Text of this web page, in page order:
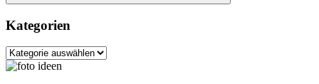
Suchen
Kategorien
Kategorien